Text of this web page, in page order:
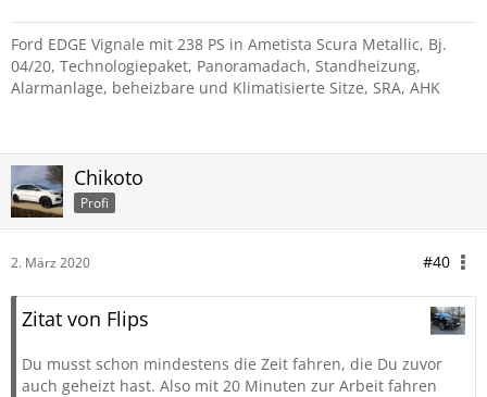
Ford EDGE Vignale mit 238 PS in Ametista Scura Metallic, Bj.
04/20, Technologiepaket, Panoramadach, Standheizung,
Alarmanlage, beheizbare und Klimatisierte Sitze, SRA, AHK
Chikoto
Profi
2. März 2020 #40
Zitat von Flips
Du musst schon mindestens die Zeit fahren, die Du zuvor
auch geheizt hast. Also mit 20 Minuten zur Arbeit fahren